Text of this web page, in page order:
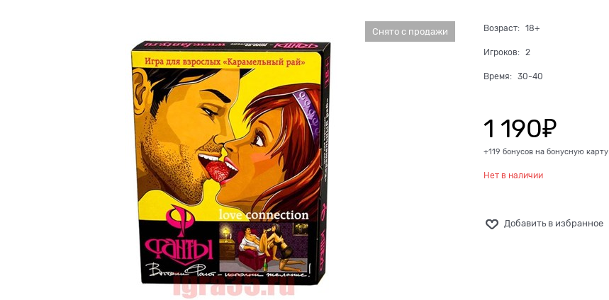
Снято с продажи Возраст: 18+
Игроков: 2
Время: 30-40
1 190₽
+119 бонусов на бонусную карту
Нет в наличии
Добавить в избранное